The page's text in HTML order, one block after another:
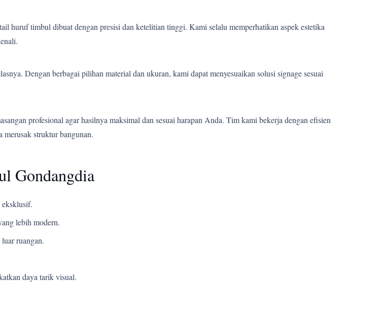
huruf timbul dibuat dengan presisi dan ketelitian tinggi. Kami selalu memperhatikan aspek estetika
Dengan berbagai pilihan material dan ukuran, kami dapat menyesuaikan solusi signage sesuai
profesional agar hasilnya maksimal dan sesuai harapan Anda. Tim kami bekerja dengan efisien
merusak struktur bangunan.
Gondangdia
lebih modern.
ruangan.
daya tarik visual.